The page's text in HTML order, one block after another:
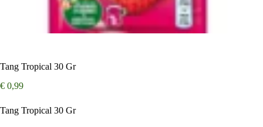
Tang Tropical 30 Gr
€ 0,99
Tang Tropical 30 Gr